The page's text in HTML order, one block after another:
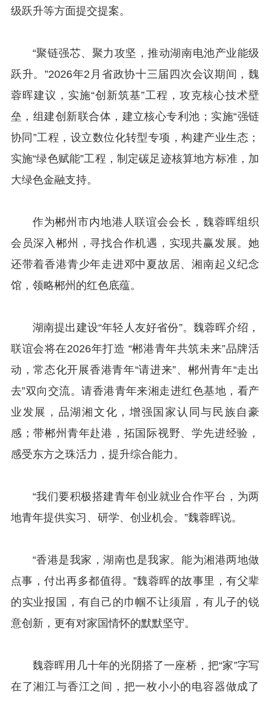
级跃升等方面提交提案。
“聚链强芯、聚力攻坚，推动湖南电池产业能级
跃升。”2026年2月省政协十三届四次会议期间，魏
蓉晖建议，实施“创新筑基”工程，攻克核心技术壁
垒，组建创新联合体，建立核心专利池；实施“强链
协同”工程，设立数位化转型专项，构建产业生态；
实施“绿色赋能”工程，制定碳足迹核算地方标准，加
大绿色金融支持。
作为郴州市内地港人联谊会会长，魏蓉晖组织
会员深入郴州，寻找合作机遇，实现共赢发展。她
还带着香港青少年走进邓中夏故居、湘南起义纪念
馆，领略郴州的红色底蕴。
湖南提出建设“年轻人友好省份”。魏蓉晖介绍，
联谊会将在2026年打造 “郴港青年共筑未来”品牌活
动，常态化开展香港青年“请进来”、郴州青年“走出
去”双向交流。请香港青年来湘走进红色基地，看产
业发展，品湖湘文化，增强国家认同与民族自豪
感；带郴州青年赴港，拓国际视野、学先进经验，
感受东方之珠活力，提升综合能力。
“我们要积极搭建青年创业就业合作平台，为两
地青年提供实习、研学、创业机会。”魏蓉晖说。
“香港是我家，湖南也是我家。能为湘港两地做
点事，付出再多都值得。”魏蓉晖的故事里，有父辈
的实业报国，有自己的巾帼不让须眉，有儿子的锐
意创新，更有对家国情怀的默默坚守。
魏蓉晖用几十年的光阴搭了一座桥，把“家”字写
在了湘江与香江之间，把一枚小小的电容器做成了